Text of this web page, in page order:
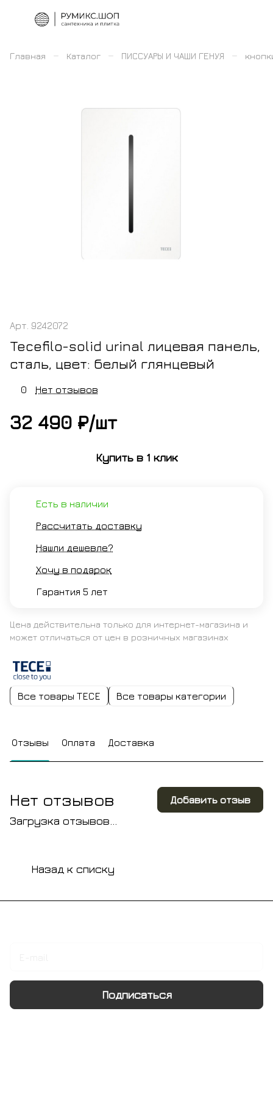
Главная – Каталог – ПИССУАРЫ И ЧАШИ ГЕНУЯ –
Арт. 9242072
Tecefilo-solid urinal лицевая панель,
сталь, цвет: белый глянцевый
0 Нет отзывов
32 490 ₽/шт
Купить в 1 клик
Есть в наличии
Рассчитать доставку
Нашли дешевле?
Хочу в подарок
Гарантия 5 лет
Цена действительна только для интернет-магазина и
может отличаться от цен в розничных магазинах
Все товары TECE Все товары категории
Отзывы Оплата Доставка
Загрузка отзывов...
Нет отзывов Добавить отзыв
Назад к списку
Подписаться